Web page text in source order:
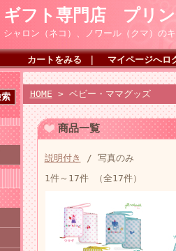
ギフト専門店 プリ
シャロン（ネコ）、ノワール（クマ）の
カートをみる マイページへロ
HOME > ベビー・ママグッズ
商品一覧
説明付き
/ 写真のみ
1件～17件 （全17件）